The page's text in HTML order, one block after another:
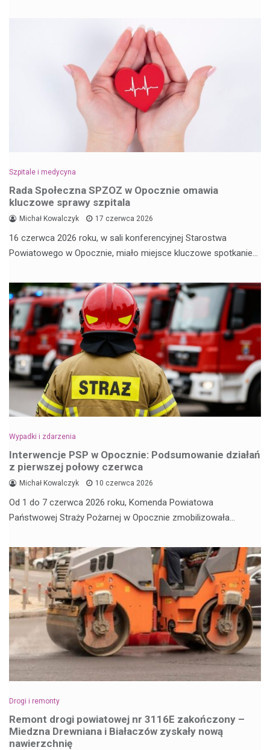
Szpitale i medycyna
Rada Społeczna SPZOZ w Opocznie omawia
kluczowe sprawy szpitala
Michał Kowalczyk 17 czerwca 2026
16 czerwca 2026 roku, w sali konferencyjnej Starostwa
Powiatowego w Opocznie, miało miejsce kluczowe spotkanie…
Wypadki i zdarzenia
Interwencje PSP w Opocznie: Podsumowanie działań
z pierwszej połowy czerwca
Michał Kowalczyk 10 czerwca 2026
Od 1 do 7 czerwca 2026 roku, Komenda Powiatowa
Państwowej Straży Pożarnej w Opocznie zmobilizowała…
Drogi i remonty
Remont drogi powiatowej nr 3116E zakończony –
Miedzna Drewniana i Białaczów zyskały nową
nawierzchnię